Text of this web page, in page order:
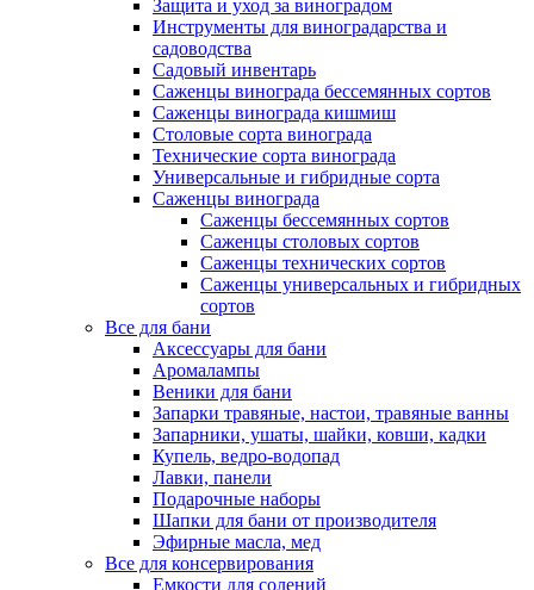
Защита и уход за виноградом
Инструменты для виноградарства и
садоводства
Садовый инвентарь
Саженцы винограда бессемянных сортов
Саженцы винограда кишмиш
Столовые сорта винограда
Технические сорта винограда
Универсальные и гибридные сорта
Саженцы винограда
Саженцы бессемянных сортов
Саженцы столовых сортов
Саженцы технических сортов
Саженцы универсальных и гибридных
сортов
Все для бани
Аксессуары для бани
Аромалампы
Веники для бани
Запарки травяные, настои, травяные ванны
Запарники, ушаты, шайки, ковши, кадки
Купель, ведро-водопад
Лавки, панели
Подарочные наборы
Шапки для бани от производителя
Эфирные масла, мед
Все для консервирования
Емкости для солений